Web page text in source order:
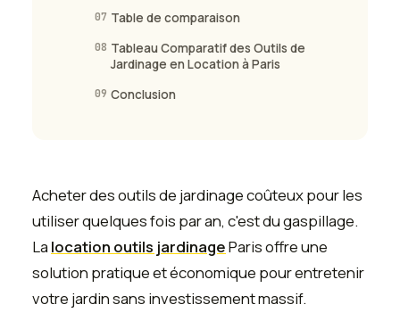
07 Table de comparaison
08 Tableau Comparatif des Outils de
Jardinage en Location à Paris
09 Conclusion
Acheter des outils de jardinage coûteux pour les
utiliser quelques fois par an, c'est du gaspillage.
La location outils jardinageParis offre une
solution pratique et économique pour entretenir
votre jardin sans investissement massif.